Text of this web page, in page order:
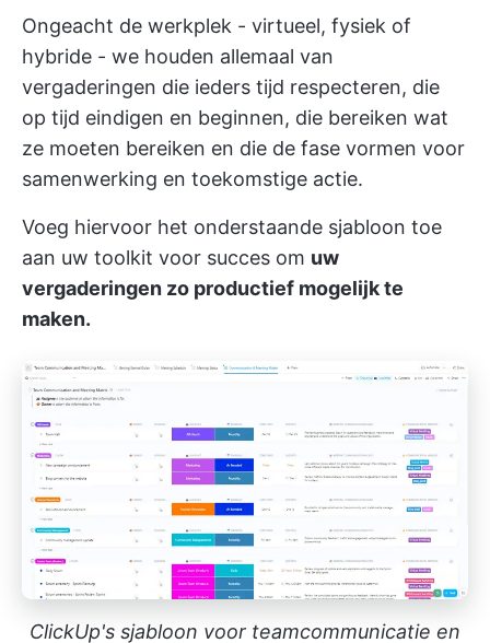
Ongeacht de werkplek - virtueel, fysiek of
hybride - we houden allemaal van
vergaderingen die ieders tijd respecteren, die
op tijd eindigen en beginnen, die bereiken wat
ze moeten bereiken en die de fase vormen voor
samenwerking en toekomstige actie.
Voeg hiervoor het onderstaande sjabloon toe
aan uw toolkit voor succes om uw
vergaderingen zo productief mogelijk te
maken.
ClickUp's sjabloon voor teamcommunicatie en